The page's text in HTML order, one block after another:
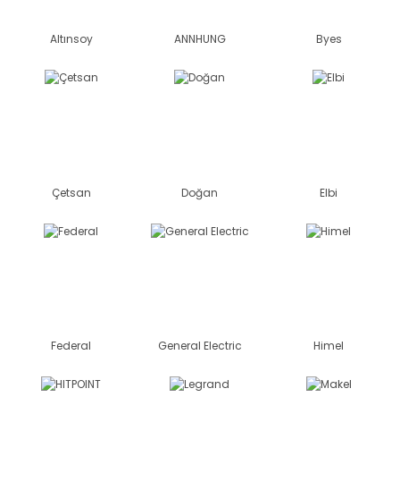
Altınsoy ANNHUNG Byes
Çetsan Doğan Elbi
Federal General Electric Himel